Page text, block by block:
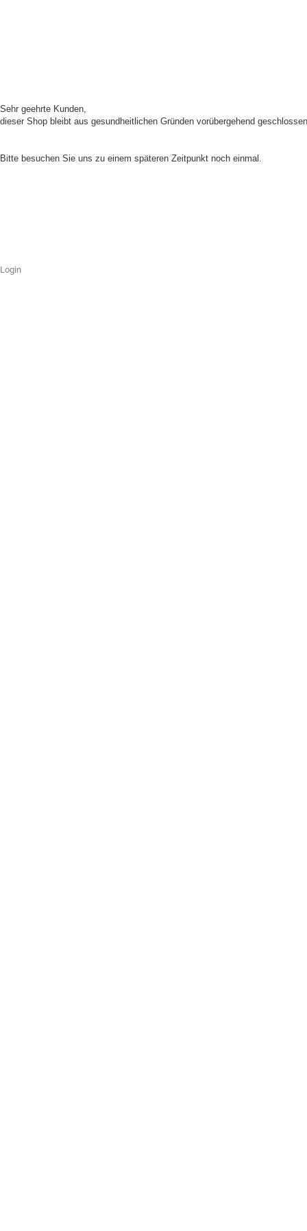
Sehr geehrte Kunden,
dieser Shop bleibt aus gesundheitlichen Gründen vorübergehend
Bitte besuchen Sie uns zu einem späteren Zeitpunkt noch einmal.
Login